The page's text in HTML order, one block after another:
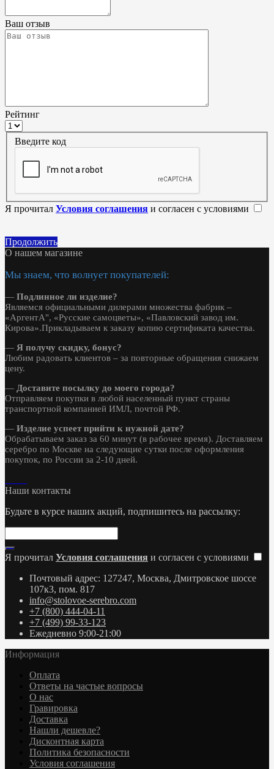
Ваш отзыв
Рейтинг
Введите код
Я прочитал Условия соглашения и согласен с условиями
Продолжить
О нашем магазине
Мы знаем, что волнует покупателей:
— Подлинное ли изделие?
Являемся официальными дилерами множества фабрик –
«АргентА", «Русские самоцветы», «Павловский завод им.
Кирова».Прикладываем к заказу копию сертификата качества.
— Я получу скидку, бонус?
Любим радовать клиентов – за повторные обращения снижаем
цену.
— Доставите посылку до моего города?
Отправляем покупки в любой населенный пункт страны
транспортной компанией ИМЛ, почтой РФ.
— Изделие успеет прийти к нужной дате?
Обрабатываем заказ за 60 минут (в рабочее время). Доставляем
серебро по Москве на следующие сутки после оформления
покупок, по России за 2-10 дней.
Наши контакты
Будьте в курсе наших акций, подпишитесь на рассылку:
Я прочитал Условия соглашения и согласен с условиями
Почтовый адрес: 127247, Москва, Дмитровское шоссе
107к3, пом. 817
info@stolovoe-serebro.com
+7 (800) 444-04-11
+7 (499) 99-33-123
Ежедневно 9:00-21:00
Информация
Оплата
Ответы на частые вопросы
О нас
Гравировка
Доставка
Нашли дешевле?
Дисконтная карта
Политика безопасности
Условия соглашения